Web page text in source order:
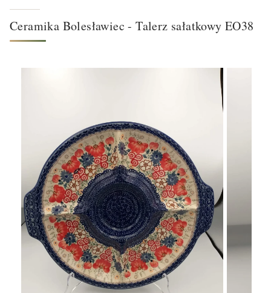
Ceramika Bolesławiec - Talerz sałatkowy EO38